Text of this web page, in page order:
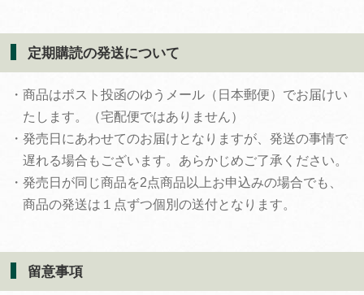
定期購読の発送について
・商品はポスト投函のゆうメール（日本郵便）でお届けい
たします。（宅配便ではありません）
・発売日にあわせてのお届けとなりますが、発送の事情で
遅れる場合もございます。あらかじめご了承ください。
・発売日が同じ商品を2点商品以上お申込みの場合でも、
商品の発送は１点ずつ個別の送付となります。
留意事項